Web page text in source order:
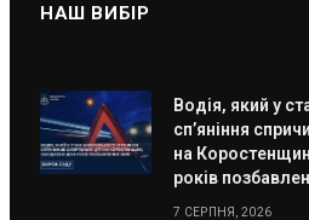
НАШ ВИБІР
Водія, який у
сп’яніння
на
років
7 СЕРПНЯ, 2026